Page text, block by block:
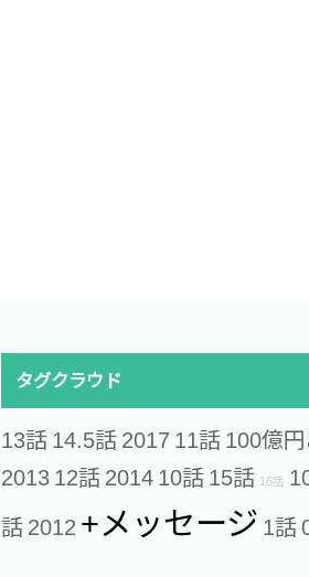
タグクラウド
13話 14.5話 2017 11話 100億
2013 12話 2014 10話 15話 16話
話 2012 +メッセージ 1話